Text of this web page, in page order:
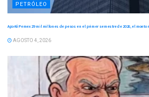
PETRÓLEO
Aportó Pemex 29 mil millones de pesos en el primer semestre de 2026, el monto
AGOSTO 4, 2026